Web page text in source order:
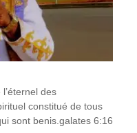
des
constitué de tous
sont benis.galates 6:16